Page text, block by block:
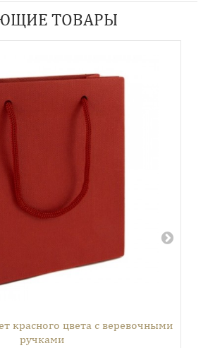
ТОВАРЫ
красного цвета с веревочными
ручками